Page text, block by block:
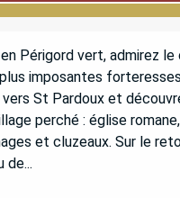
Périgord vert, admirez le
imposantes
St Pardoux et
perché : église
et cluzeaux. Sur le
de...